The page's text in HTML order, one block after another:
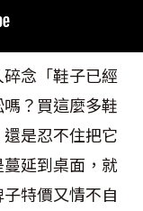
念「鞋子已經
？買這麼多鞋
是忍不住把它
延到桌面，就
特價又情不自